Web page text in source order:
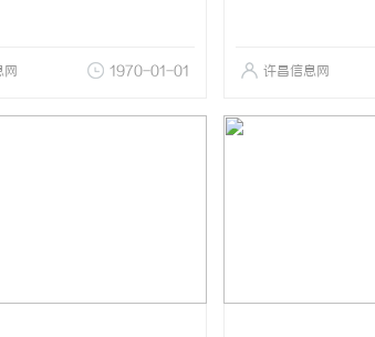
网 1970-01-01 许昌信息网